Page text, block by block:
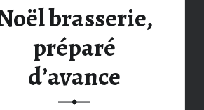
brasserie,
préparé
d’avance